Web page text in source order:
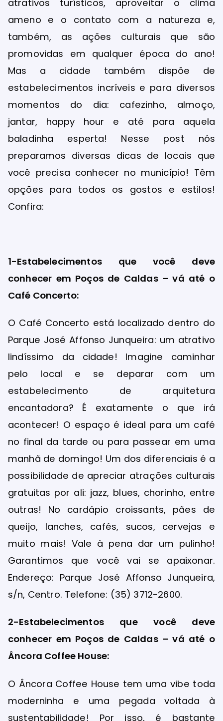
atrativos turísticos, aproveitar o clima
ameno e o contato com a natureza e,
também, as ações culturais que são
promovidas em qualquer época do ano!
Mas a cidade também dispõe de
estabelecimentos incríveis e para diversos
momentos do dia: cafezinho, almoço,
jantar, happy hour e até para aquela
baladinha esperta! Nesse post nós
preparamos diversas dicas de locais que
você precisa conhecer no município! Têm
opções para todos os gostos e estilos!
Confira:
1-Estabelecimentos que você deve
conhecer em Poços de Caldas – vá até o
Café Concerto:
O Café Concerto está localizado dentro do
Parque José Affonso Junqueira: um atrativo
lindíssimo da cidade! Imagine caminhar
pelo local e se deparar com um
estabelecimento de arquitetura
encantadora? É exatamente o que irá
acontecer! O espaço é ideal para um café
no final da tarde ou para passear em uma
manhã de domingo! Um dos diferenciais é a
possibilidade de apreciar atrações culturais
gratuitas por ali: jazz, blues, chorinho, entre
outras! No cardápio croissants, pães de
queijo, lanches, cafés, sucos, cervejas e
muito mais! Vale à pena dar um pulinho!
Garantimos que você vai se apaixonar.
Endereço: Parque José Affonso Junqueira,
s/n, Centro. Telefone: (35) 3712-2600.
2-Estabelecimentos que você deve
conhecer em Poços de Caldas – vá até o
Âncora Coffee House:
O Âncora Coffee House tem uma vibe toda
moderninha e uma pegada voltada à
sustentabilidade! Por isso, é bastante